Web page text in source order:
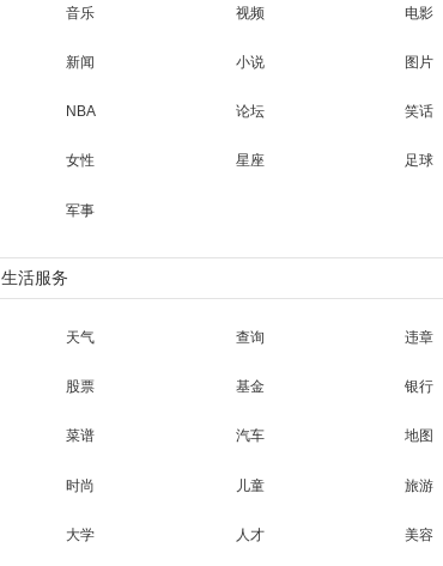
音乐 视频 电影
新闻 小说 图片
NBA 论坛 笑话
女性 星座 足球
军事
生活服务
天气 查询 违章
股票 基金 银行
菜谱 汽车 地图
时尚 儿童 旅游
大学 人才 美容